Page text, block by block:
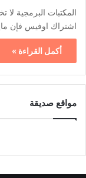
المكتبات البرمجية لا
اشتراك اوفيس فإن
أكمل القراءة »
مواقع صديقة